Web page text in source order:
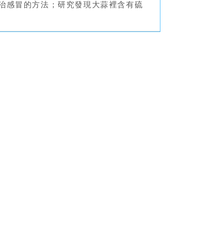
感冒的方法；研究發現大蒜裡含有硫